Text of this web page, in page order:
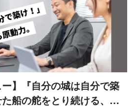
ー】『自分の城は自分で築
船の舵をとり続ける、や